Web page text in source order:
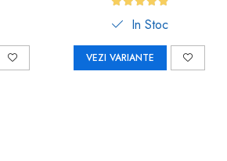
In Stoc
VEZI VARIANTE